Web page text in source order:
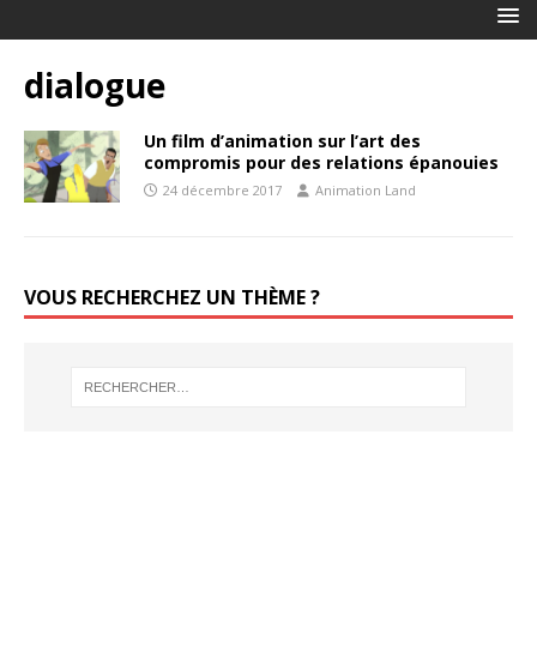
dialogue
Un film d’animation sur l’art des
compromis pour des relations épanouies
24 décembre 2017 Animation Land
VOUS RECHERCHEZ UN THÈME ?